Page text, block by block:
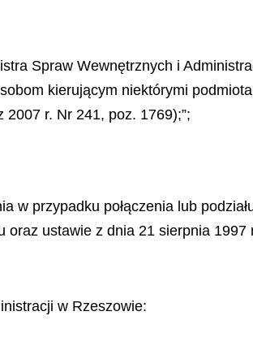
Spraw Wewnętrznych i
kierującym niektórymi
r. Nr 241, poz. 1769);”;
w przypadku połączenia lub
oraz ustawie z dnia 21 sierpnia 1997
w Rzeszowie: